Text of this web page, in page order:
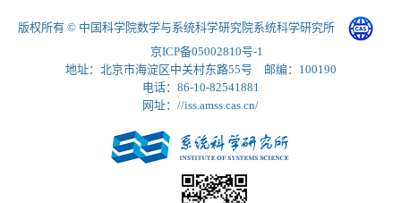
版权所有 © 中国科学院数学与系统科学研究院系统科学研究所
京ICP备05002810号-1
地址：北京市海淀区中关村东路55号 邮编：100190
电话：86-10-82541881
网址：//iss.amss.cas.cn/